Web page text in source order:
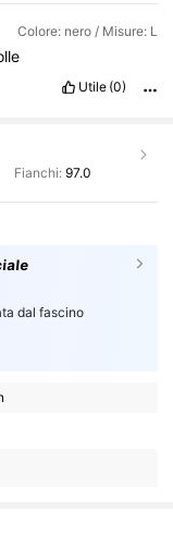
Colore: nero / Misure: L
Utile (0)
Fianchi: 97.0
dal fascino